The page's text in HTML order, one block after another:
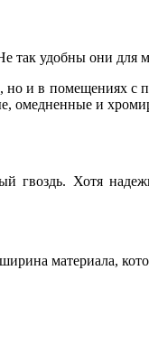
так удобны они
но и в
омедненные и
гвоздь. Хотя
материала,